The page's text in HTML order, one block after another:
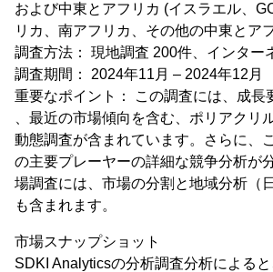
および中東とアフリカ (イスラエル、
リカ、南アフリカ、その他の中東とア
調査方法： 現地調査 200件、インター
調査期間： 2024年11月 – 2024年12月
重要なポイント： この調査には、成長
、最近の市場傾向を含む、ポリアクリ
動態調査が含まれています。さらに、
の主要プレーヤーの詳細な競争分析が
場調査には、市場の分割と地域分析（
も含まれます。
市場スナップショット
SDKI Analyticsの分析調査分析による